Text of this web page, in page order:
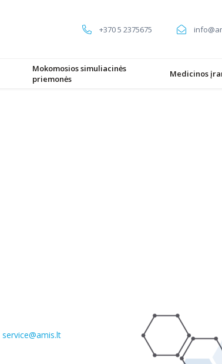
+370 5 2375675
Mokomosios simuliacinės
priemonės
Medicinos
service@amis.lt